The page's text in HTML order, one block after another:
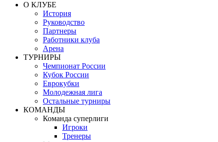
О КЛУБЕ
История
Руководство
Партнеры
Работники клуба
Арена
ТУРНИРЫ
Чемпионат России
Кубок России
Еврокубки
Молодежная лига
Остальные турниры
КОМАНДЫ
Команда суперлиги
Игроки
Тренеры